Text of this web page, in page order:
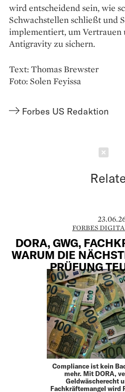
wird entscheidend sein, wie
Schwachstellen schließt und
implementiert, um
Antigravity zu sichern.
Text: Thomas Brewster
Foto: Solen Feyissa
Forbes US Redaktion
FORBES
DORA, GWG,
WARUM DIE
PRÜFUNG
Compliance ist kein
mehr. Mit DORA,
Geldwäscherecht
Fachkräftemangel wird